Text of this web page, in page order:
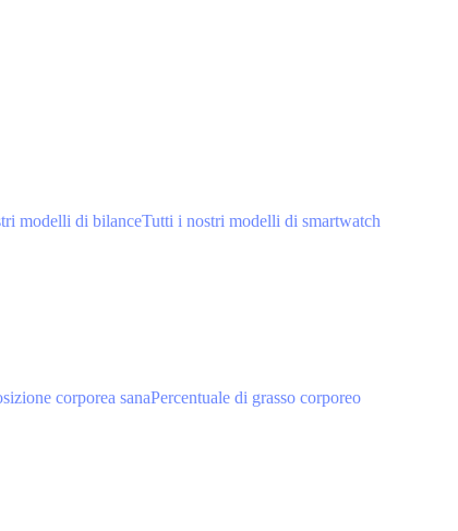
modelli di bilanceTutti i nostri modelli di smartwatch
corporea sanaPercentuale di grasso corporeo